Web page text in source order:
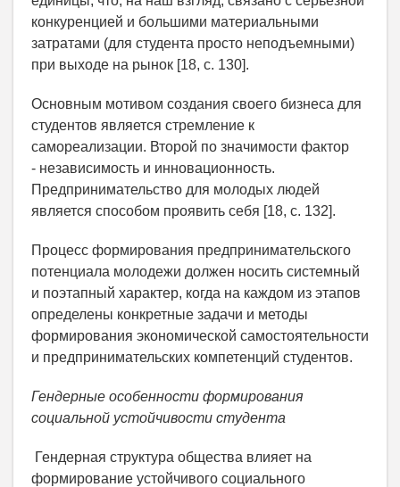
конкуренцией и большими материальными
затратами (для студента просто неподъемными)
при выходе на рынок [18, с. 130].
Основным мотивом создания своего бизнеса для
студентов является стремление к
самореализации. Второй по значимости фактор
- независимость и инновационность.
Предпринимательство для молодых людей
является способом проявить себя [18, с. 132].
Процесс формирования предпринимательского
потенциала молодежи должен носить системный
и поэтапный характер, когда на каждом из этапов
определены конкретные задачи и методы
формирования экономической самостоятельности
и предпринимательских компетенций студентов.
Гендерные особенности формирования
социальной устойчивости студента
Гендерная структура общества влияет на
формирование устойчивого социального